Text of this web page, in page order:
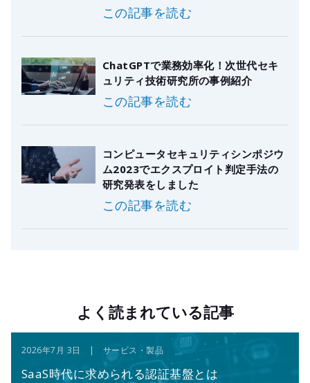
この記事を読む
ChatGPTで業務効率化！次世代セキ
ュリティ技術研究所の事例紹介
この記事を読む
コンピュータセキュリティシンポジウ
ム2023でエクスプロイト判定手法の
研究発表をしました
この記事を読む
よく読まれている記事
2026年7月 3日 | サービス・製品
SaaS時代に求められる認証基盤とは